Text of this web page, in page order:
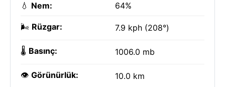
💧 Nem: 64%
🌬️ Rüzgar: 7.9 kph (208°)
🌡️ Basınç: 1006.0 mb
👁️ Görünürlük: 10.0 km